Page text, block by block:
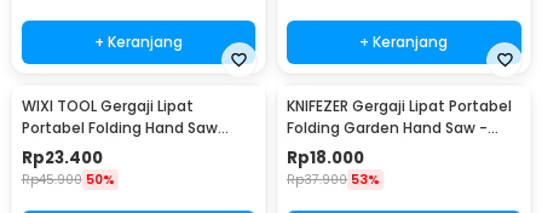
+ Keranjang + Keranjang
WIXI TOOL Gergaji Lipat
Portabel Folding Hand Saw
39cm - JSZ-002
Rp23.400
Rp45.900 50%
KNIFEZER Gergaji Lipat Portabel
Folding Garden Hand Saw -
LA145
Rp18.000
Rp37.900 53%